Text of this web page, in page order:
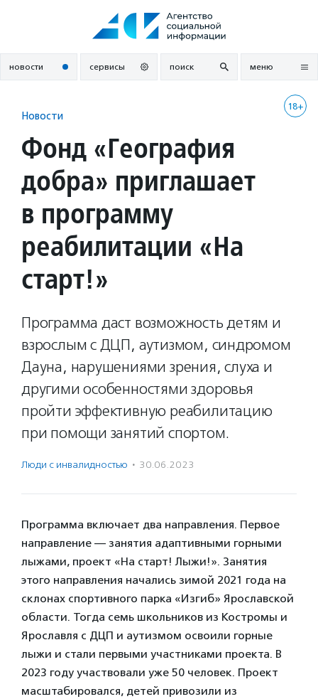
новости сервисы поиск меню
18+
Новости
Фонд «География
добра» приглашает
в программу
реабилитации «На
старт!»
Программа даст возможность детям и
взрослым с ДЦП, аутизмом, синдромом
Дауна, нарушениями зрения, слуха и
другими особенностями здоровья
пройти эффективную реабилитацию
при помощи занятий спортом.
Люди с инвалидностью · 30.06.2023
Программа включает два направления. Первое
направление — занятия адаптивными горными
лыжами, проект «На старт! Лыжи!». Занятия
этого направления начались зимой 2021 года на
склонах спортивного парка «Изгиб» Ярославской
области. Тогда семь школьников из Костромы и
Ярославля с ДЦП и аутизмом освоили горные
лыжи и стали первыми участниками проекта. В
2023 году участвовали уже 50 человек. Проект
масштабировался, детей привозили из